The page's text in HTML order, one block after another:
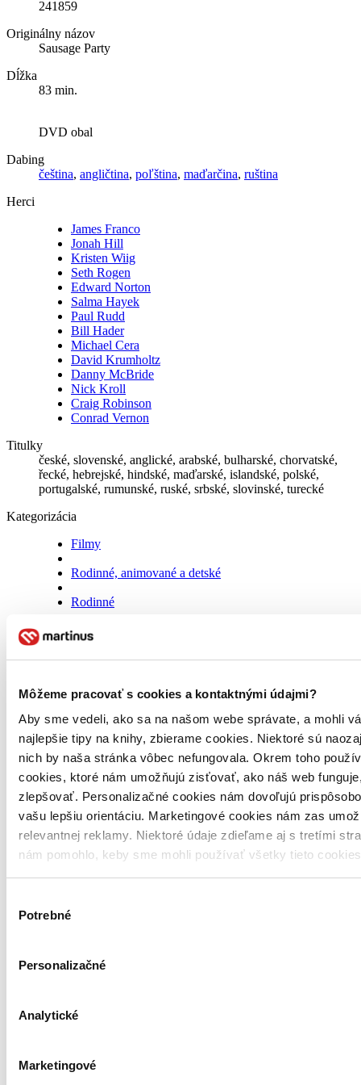
Môžeme pracovať s cookies a kontaktnými údajmi?
Aby sme vedeli, ako sa na našom webe správate, a mohli
najlepšie tipy na knihy, zbierame cookies. Niektoré sú
nich by naša stránka vôbec nefungovala. Okrem toho
cookies, ktoré nám umožňujú zisťovať, ako náš web
zlepšovať. Personalizačné cookies nám dovoľujú
vašu lepšiu orientáciu. Marketingové cookies nám zas
relevantnej reklamy. Niektoré údaje zdieľame aj s tretími
nám pomohlo, keby sme mohli používať všetky tieto
súhlasu
Potrebné
Personalizačné
Analytické
Marketingové
241859
Originálny názov
Sausage Party
Dĺžka
83 min.
DVD obal
Dabing
čeština, angličtina, poľština, maďarčina, ruština
Herci
James Franco
Jonah Hill
Kristen Wiig
Seth Rogen
Edward Norton
Salma Hayek
Paul Rudd
Bill Hader
Michael Cera
David Krumholtz
Danny McBride
Nick Kroll
Craig Robinson
Conrad Vernon
Titulky
české, slovenské, anglické, arabské, bulharské, chorvatské,
řecké, hebrejské, hindské, maďarské, islandské, polské,
portugalské, rumunské, ruské, srbské, slovinské, turecké
Kategorizácia
Filmy
Rodinné, animované a detské
Rodinné
Animované filmy
Filmy
Komediálne filmy
Rodinné a vianočné komédie
Filmy
Blu-ray filmy
Blu-ray
Detské a animované